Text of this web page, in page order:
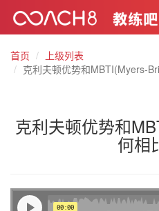
首页
上级列表
克利夫顿优势和MBTI(Myers-
克利夫顿优势和
何相